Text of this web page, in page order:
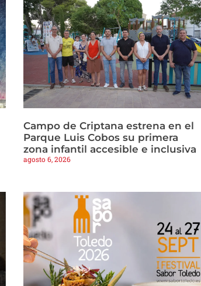
Campo de Criptana estrena en el
Parque Luis Cobos su primera
zona infantil accesible e inclusiva
agosto 6, 2026